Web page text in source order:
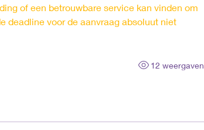
of een betrouwbare service kan vinden om
deadline voor de aanvraag absoluut niet
12 weergaven